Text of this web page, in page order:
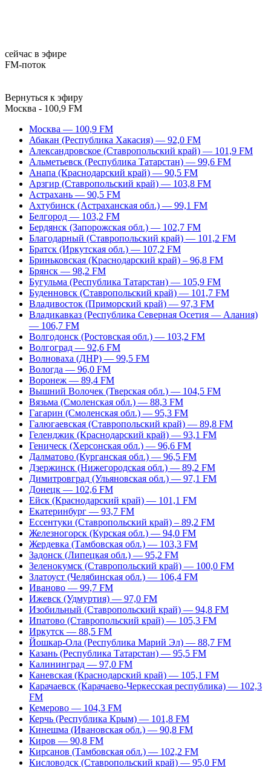
сейчас в эфире
FM-поток
Вернуться к эфиру
Москва - 100,9 FM
Москва — 100,9 FM
Абакан (Республика Хакасия) — 92,0 FM
Александровское (Ставропольский край) — 101,9 FM
Альметьевск (Республика Татарстан) — 99,6 FM
Анапа (Краснодарский край) — 90,5 FM
Арзгир (Ставропольский край) — 103,8 FM
Астрахань — 90,5 FM
Ахтубинск (Астраханская обл.) — 99,1 FM
Белгород — 103,2 FM
Бердянск (Запорожская обл.) — 102,7 FM
Благодарный (Ставропольский край) — 101,2 FM
Братск (Иркутская обл.) — 107,2 FM
Бриньковская (Краснодарский край) – 96,8 FM
Брянск — 98,2 FM
Бугульма (Республика Татарстан) — 105,9 FM
Буденновск (Ставропольский край) — 101,7 FM
Владивосток (Приморский край) — 97,3 FM
Владикавказ (Республика Северная Осетия — Алания)
— 106,7 FM
Волгодонск (Ростовская обл.) — 103,2 FM
Волгоград — 92,6 FM
Волноваха (ДНР) — 99,5 FM
Вологда — 96,0 FM
Воронеж — 89,4 FM
Вышний Волочек (Тверская обл.) — 104,5 FM
Вязьма (Смоленская обл.) — 88,3 FM
Гагарин (Смоленская обл.) — 95,3 FM
Галюгаевская (Ставропольский край) — 89,8 FM
Геленджик (Краснодарский край) — 93,1 FM
Геническ (Херсонская обл.) — 96,6 FM
Далматово (Курганская обл.) — 96,5 FM
Дзержинск (Нижегородская обл.) — 89,2 FM
Димитровград (Ульяновская обл.) — 97,1 FM
Донецк — 102,6 FM
Ейск (Краснодарский край) — 101,1 FM
Екатеринбург — 93,7 FM
Ессентуки (Ставропольский край) – 89,2 FM
Железногорск (Курская обл.) — 94,0 FM
Жердевка (Тамбовская обл.) — 103,3 FM
Задонск (Липецкая обл.) — 95,2 FM
Зеленокумск (Ставропольский край) — 100,0 FM
Златоуст (Челябинская обл.) — 106,4 FM
Иваново — 99,7 FM
Ижевск (Удмуртия) — 97,0 FM
Изобильный (Ставропольский край) — 94,8 FM
Ипатово (Ставропольский край) — 105,3 FM
Иркутск — 88,5 FM
Йошкар-Ола (Республика Марий Эл) — 88,7 FM
Казань (Республика Татарстан) — 95,5 FM
Калининград — 97,0 FM
Каневская (Краснодарский край) — 105,1 FM
Карачаевск (Карачаево-Черкесская республика) — 102,3
FM
Кемерово — 104,3 FM
Керчь (Республика Крым) — 101,8 FM
Кинешма (Ивановская обл.) — 90,8 FM
Киров — 90,8 FM
Кирсанов (Тамбовская обл.) — 102,2 FM
Кисловодск (Ставропольский край) — 95,0 FM